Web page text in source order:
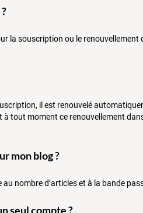
la souscription ou le
il est renouvelé
tout moment ce renouvellement
mon blog ?
nombre d’articles et à la bande
seul compte ?